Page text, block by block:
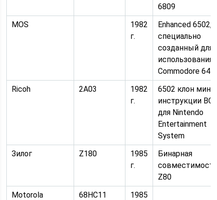
6809
MOS
1982
г.
Enhanced 6502,
специально
созданный для
использования
Commodore 64
Ricoh
2A03
1982
г.
6502 клон
инструкции
для Nintendo
Entertainment
System
Зилог
Z180
1985
г.
Бинарная
Z80
Motorola
68HC11
1985